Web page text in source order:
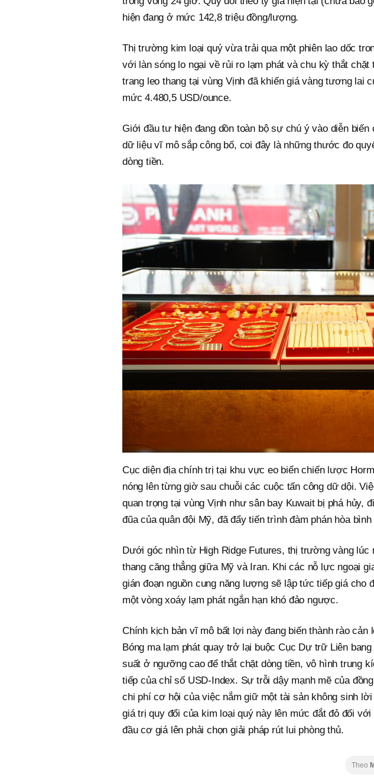
hiện đang ở mức 142,8 triệu đồng/lượng.
Thị trường kim loại quý vừa trải qua một phiên lao dốc
với làn sóng lo ngại về rủi ro lạm phát và chu kỳ thắt chặt
trang leo thang tại vùng Vịnh đã khiến giá vàng tương lai
mức 4.480,5 USD/ounce.
Giới đầu tư hiện đang dồn toàn bộ sự chú ý vào diễn
dữ liệu vĩ mô sắp công bố, coi đây là những thước đo
dòng tiền.
Cục diện địa chính trị tại khu vực eo biển chiến lược
nóng lên từng giờ sau chuỗi các cuộc tấn công dữ dội.
quan trọng tại vùng Vịnh như sân bay Kuwait bị phá hủy,
đũa của quân đội Mỹ, đã đẩy tiến trình đàm phán hòa
Dưới góc nhìn từ High Ridge Futures, thị trường vàng lúc
thang căng thẳng giữa Mỹ và Iran. Khi các nỗ lực ngoại
gián đoạn nguồn cung năng lượng sẽ lập tức tiếp giá cho
một vòng xoáy lạm phát ngắn hạn khó đảo ngược.
Chính kịch bản vĩ mô bất lợi này đang biến thành rào cản
Bóng ma lạm phát quay trở lại buộc Cục Dự trữ Liên
suất ở ngưỡng cao để thắt chặt dòng tiền, vô hình trung
tiếp của chỉ số USD-Index. Sự trỗi dậy mạnh mẽ của
chi phí cơ hội của việc nắm giữ một tài sản không sinh
giá trị quy đổi của kim loại quý này lên mức đắt đỏ đối
đầu cơ giá lên phải chọn giải pháp rút lui phòng thủ.
Theo